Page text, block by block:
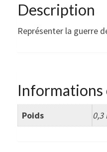
Description
Représenter la guerre
Informations
Poids 0,3